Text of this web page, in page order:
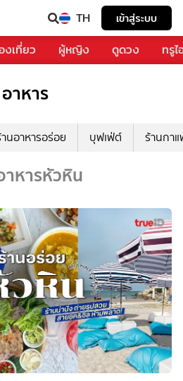
TH เข้าสู่ระบบ
งเที่ยว ผู้หญิง ดูดวง ทรู
อาหาร
นอาหารอร่อย บุฟเฟ่ต์ ร้านกา
าหารหัวหิน